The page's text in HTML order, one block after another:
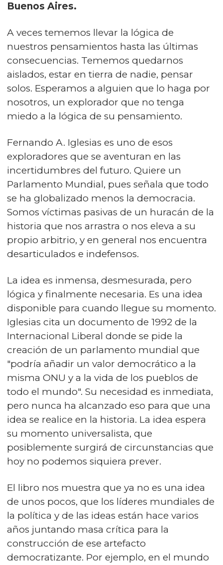
Buenos Aires.
A veces tememos llevar la lógica de
nuestros pensamientos hasta las últimas
consecuencias. Tememos quedarnos
aislados, estar en tierra de nadie, pensar
solos. Esperamos a alguien que lo haga por
nosotros, un explorador que no tenga
miedo a la lógica de su pensamiento.
Fernando A. Iglesias es uno de esos
exploradores que se aventuran en las
incertidumbres del futuro. Quiere un
Parlamento Mundial, pues señala que todo
se ha globalizado menos la democracia.
Somos víctimas pasivas de un huracán de la
historia que nos arrastra o nos eleva a su
propio arbitrio, y en general nos encuentra
desarticulados e indefensos.
La idea es inmensa, desmesurada, pero
lógica y finalmente necesaria. Es una idea
disponible para cuando llegue su momento.
Iglesias cita un documento de 1992 de la
Internacional Liberal donde se pide la
creación de un parlamento mundial que
"podría añadir un valor democrático a la
misma ONU y a la vida de los pueblos de
todo el mundo". Su necesidad es inmediata,
pero nunca ha alcanzado eso para que una
idea se realice en la historia. La idea espera
su momento universalista, que
posiblemente surgirá de circunstancias que
hoy no podemos siquiera prever.
El libro nos muestra que ya no es una idea
de unos pocos, que los líderes mundiales de
la política y de las ideas están hace varios
años juntando masa crítica para la
construcción de ese artefacto
democratizante. Por ejemplo, en el mundo